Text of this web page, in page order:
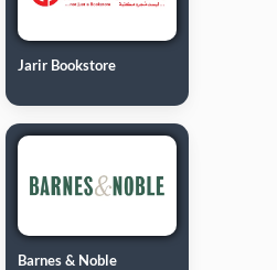
Jarir Bookstore
Barnes & Noble